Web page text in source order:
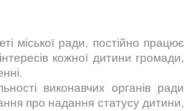
міської ради, постійно працює
кожної дитини громади,
виконавчих органів ради
про надання статусу дитини,